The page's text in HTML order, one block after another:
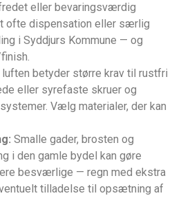
eller bevaringsværdig
ofte dispensation eller særlig
i Syddjurs Kommune — og
luften betyder større krav til rustfri
eller syrefaste skruer og
Vælg materialer, der kan
Smalle gader, brosten og
i den gamle bydel kan gøre
besværlige — regn med ekstra
tilladelse til opsætning af